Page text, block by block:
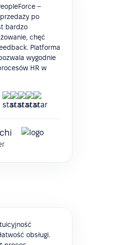
–
po
bardzo
chęć
Platforma
wygodnie
HR w
obsługi.